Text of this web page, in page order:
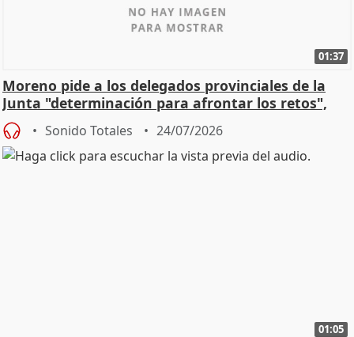
01:37
Moreno pide a los delegados provinciales de la
Junta "determinación para afrontar los retos",
diálog
Sonido Totales 24/07/2026
01:05